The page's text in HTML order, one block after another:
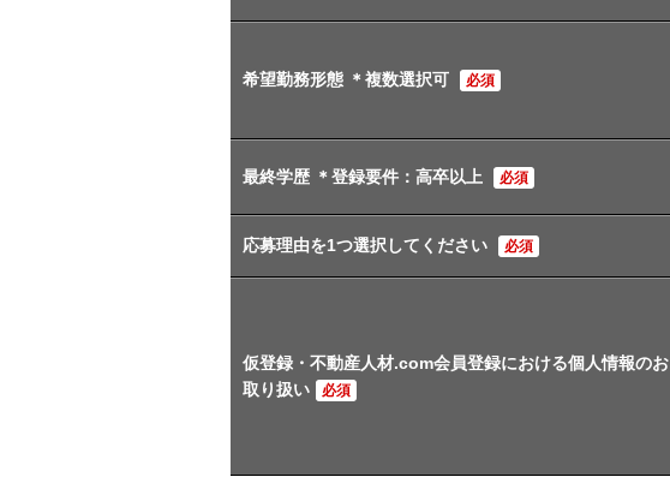
希望勤務形態 ＊複数選択可 必須
最終学歴 ＊登録要件：高卒以上 必須
応募理由を1つ選択してください 必須
仮登録・不動産人材.com会員登録における個人情報のお
取り扱い
必須